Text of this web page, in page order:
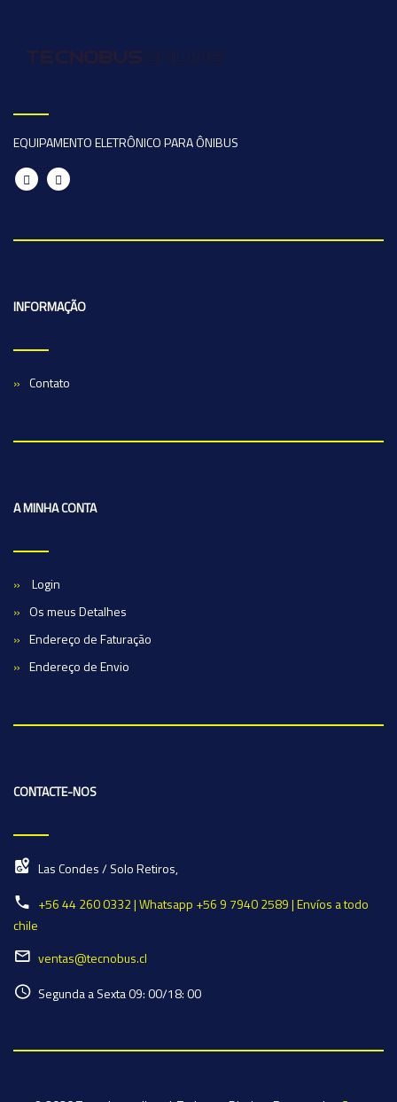
EQUIPAMENTO ELETRÔNICO PARA ÔNIBUS
INFORMAÇÃO
Contato
A MINHA CONTA
Login
Os meus Detalhes
Endereço de Faturação
Endereço de Envio
CONTACTE-NOS
Las Condes / Solo Retiros,
+56 44 260 0332 | Whatsapp +56 9 7940 2589 | Envíos a todo
chile
ventas@tecnobus.cl
Segunda a Sexta 09: 00/18: 00